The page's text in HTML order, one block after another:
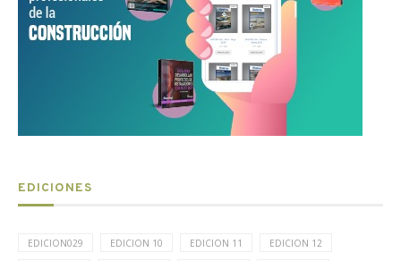
EDICIONES
EDICION029 EDICION 10 EDICION 11 EDICION 12